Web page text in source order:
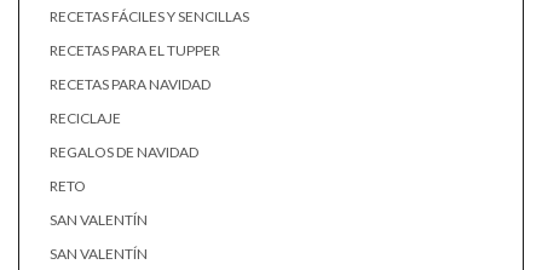
RECETAS FÁCILES Y SENCILLAS
RECETAS PARA EL TUPPER
RECETAS PARA NAVIDAD
RECICLAJE
REGALOS DE NAVIDAD
RETO
SAN VALENTÍN
SAN VALENTÍN